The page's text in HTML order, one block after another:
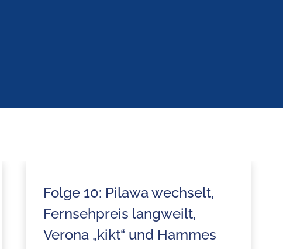
Folge 10: Pilawa wechselt,
Fernsehpreis langweilt,
Verona „kikt“ und Hammes